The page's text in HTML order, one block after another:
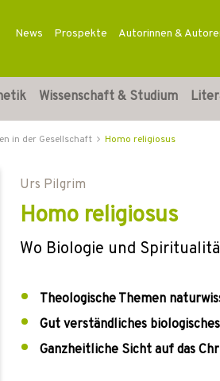
News Prospekte Autorinnen &
Wissenschaft & Studium
in der Gesellschaft Homo religiosus
Urs Pilgrim
Homo religiosus
Wo Biologie und
Theologische Themen
Gut verständliches
Ganzheitliche Sicht auf das